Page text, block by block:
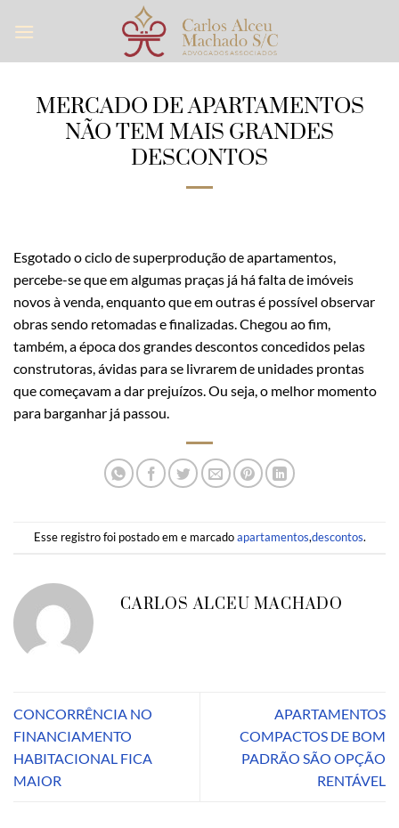
MERCADO DE APARTAMENTOS
NÃO TEM MAIS GRANDES
DESCONTOS
Esgotado o ciclo de superprodução de apartamentos,
percebe-se que em algumas praças já há falta de imóveis
novos à venda, enquanto que em outras é possível observar
obras sendo retomadas e finalizadas. Chegou ao fim,
também, a época dos grandes descontos concedidos pelas
construtoras, ávidas para se livrarem de unidades prontas
que começavam a dar prejuízos. Ou seja, o melhor momento
para barganhar já passou.
Esse registro foi postado em e marcadoapartamentos,descontos.
CARLOS ALCEU MACHADO
CONCORRÊNCIA NO
FINANCIAMENTO
HABITACIONAL FICA
MAIOR
APARTAMENTOS
COMPACTOS DE BOM
PADRÃO SÃO OPÇÃO
RENTÁVEL